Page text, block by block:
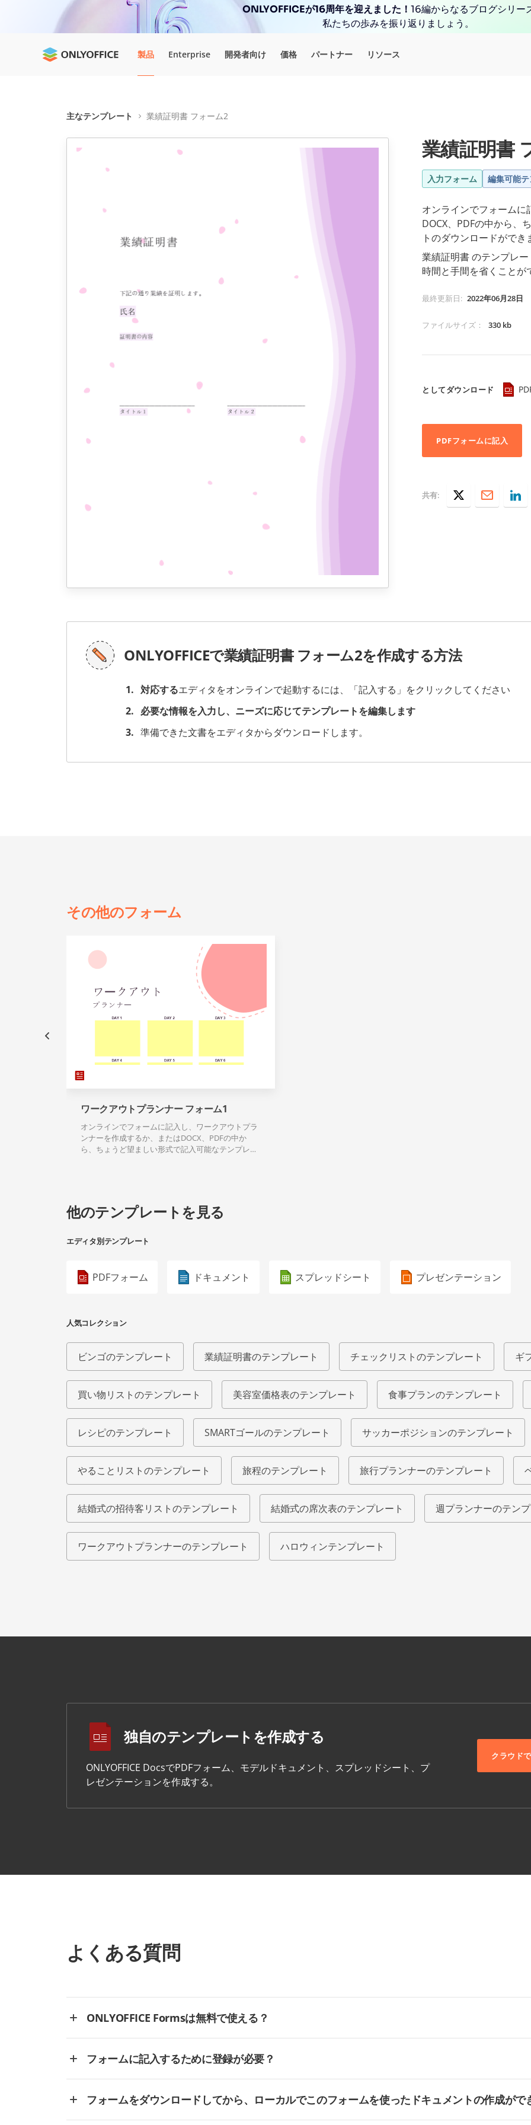
ONLYOFFICEが16周年を迎えました！ 16編からなるブログシリー
私たちの歩みを振り返りましょう。
製品 Enterprise 開発者向け 価格 パートナー リソース
主なテンプレート 業績証明書 フォーム2
業績証明書
入力フォーム 編集可能
オンラインでフォーム
DOCX、PDFの中から、
トのダウンロードができ
業績証明書 のテンプレ
時間と手間を省くことが
最終更新日: 2022年06月28日
ファイルサイズ ： 330 kb
としてダウンロード
PDFフォームに記入
共有:
ONLYOFFICEで業績証明書 フォーム2を作成する方法
対応するエディタをオンラインで起動するには、「記入する」をクリックしてください
必要な情報を入力し、ニーズに応じてテンプレートを編集します
準備できた文書をエディタからダウンロードします。
その他のフォーム
ワークアウトプランナー フォーム1
オンラインでフォームに記入し、ワークアウトプラ
ンナーを作成するか、またはDOCX、PDFの中か
ら、ちょうど望ましい形式で記入可能なテンプレー
他のテンプレートを見る
エディタ別テンプレート
PDFフォーム ドキュメント スプレッドシート プレゼンテーション
人気コレクション
ビンゴのテンプレート 業績証明書のテンプレート チェックリストのテンプレート ギ
買い物リストのテンプレート 美容室価格表のテンプレート 食事プランのテンプレート
レシピのテンプレート SMARTゴールのテンプレート サッカーポジションのテンプレート
やることリストのテンプレート 旅程のテンプレート 旅行プランナーのテンプレート
結婚式の招待客リストのテンプレート 結婚式の席次表のテンプレート 週プランナーのテン
ワークアウトプランナーのテンプレート ハロウィンテンプレート
独自のテンプレートを作成する
ONLYOFFICE DocsでPDFフォーム、モデルドキュメント、スプレッドシート、プ
レゼンテーションを作成する。
クラウド
よくある質問
ONLYOFFICE Formsは無料で使える？
フォームに記入するために登録が必要？
フォームをダウンロードしてから、ローカルでこのフォームを使ったドキュメントの作成がで